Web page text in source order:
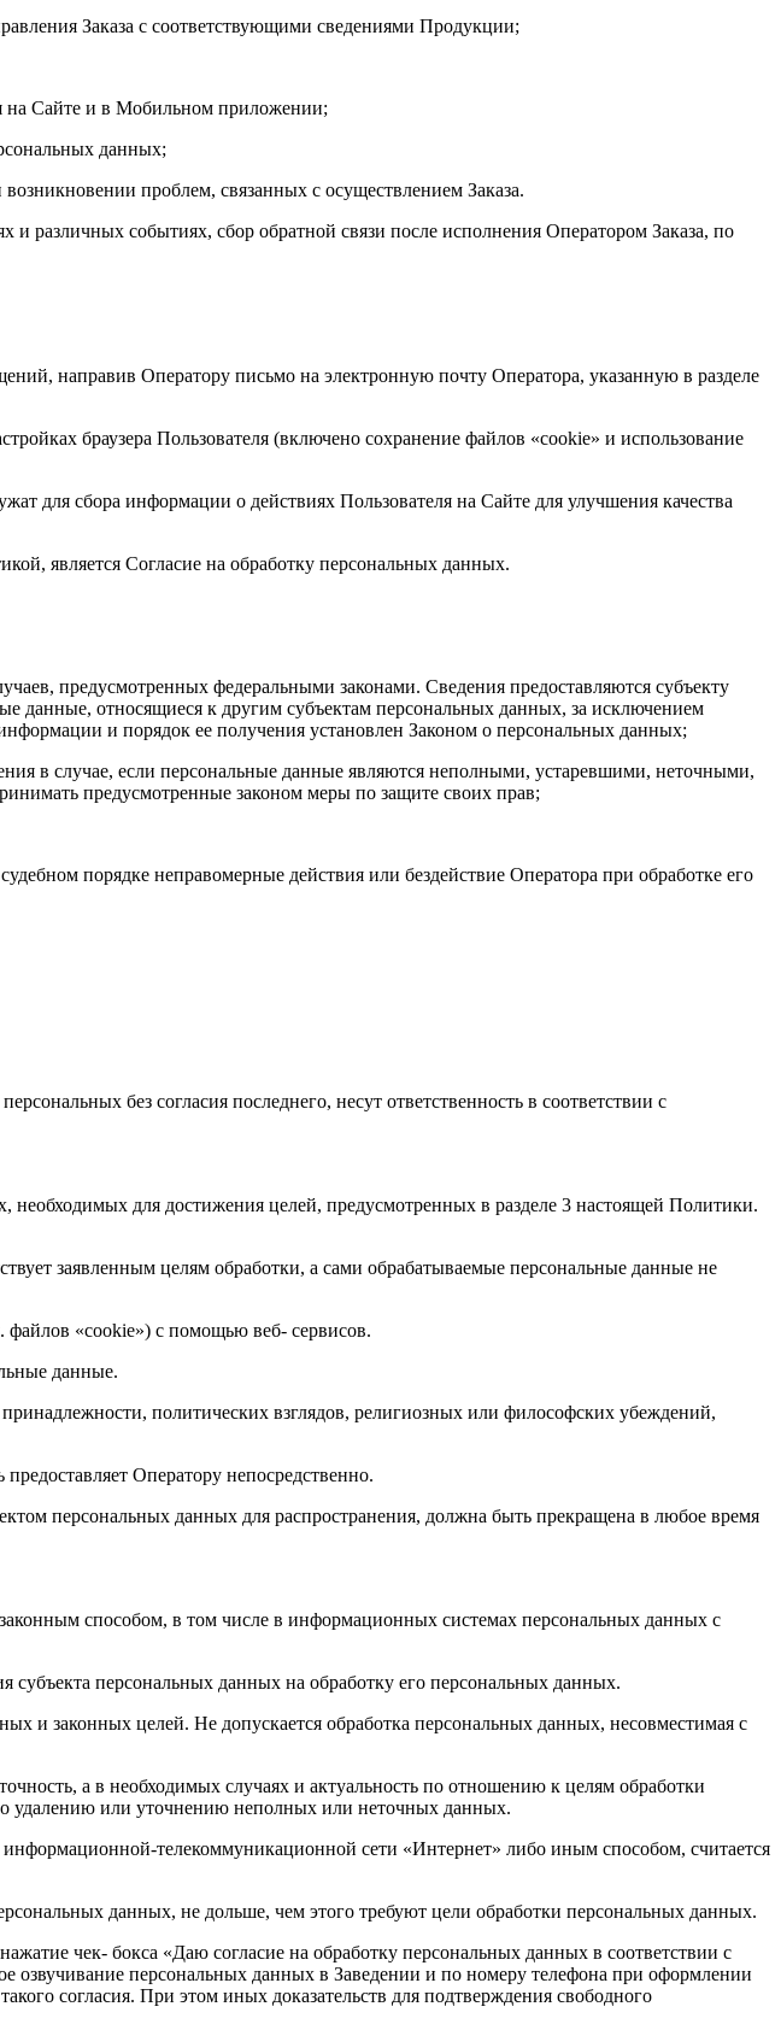
Заказа с соответствующими сведениями Продукции;
на Сайте и в Мобильном приложении;
данных;
проблем, связанных с осуществлением Заказа.
различных событиях, сбор обратной связи после исполнения Оператором Заказа, по
направив Оператору письмо на электронную почту Оператора, указанную в разделе
браузера Пользователя (включено сохранение файлов «cookie» и использование
для сбора информации о действиях Пользователя на Сайте для улучшения качества
является Согласие на обработку персональных данных.
предусмотренных федеральными законами. Сведения предоставляются субъекту
данные, относящиеся к другим субъектам персональных данных, за исключением
и порядок ее получения установлен Законом о персональных данных;
в случае, если персональные данные являются неполными, устаревшими, неточными,
предусмотренные законом меры по защите своих прав;
порядке неправомерные действия или бездействие Оператора при обработке его
без согласия последнего, несут ответственность в соответствии с
для достижения целей, предусмотренных в разделе 3 настоящей Политики.
заявленным целям обработки, а сами обрабатываемые персональные данные не
файлов «cookie») с помощью веб- сервисов.
данные.
политических взглядов, религиозных или философских убеждений,
Оператору непосредственно.
персональных данных для распространения, должна быть прекращена в любое время
способом, в том числе в информационных системах персональных данных с
субъекта персональных данных на обработку его персональных данных.
и законных целей. Не допускается обработка персональных данных, несовместимая с
а в необходимых случаях и актуальность по отношению к целям обработки
удалению или уточнению неполных или неточных данных.
телекоммуникационной сети «Интернет» либо иным способом, считается
данных, не дольше, чем этого требуют цели обработки персональных данных.
чек- бокса «Даю согласие на обработку персональных данных в соответствии с
персональных данных в Заведении и по номеру телефона при оформлении
согласия. При этом иных доказательств для подтверждения свободного